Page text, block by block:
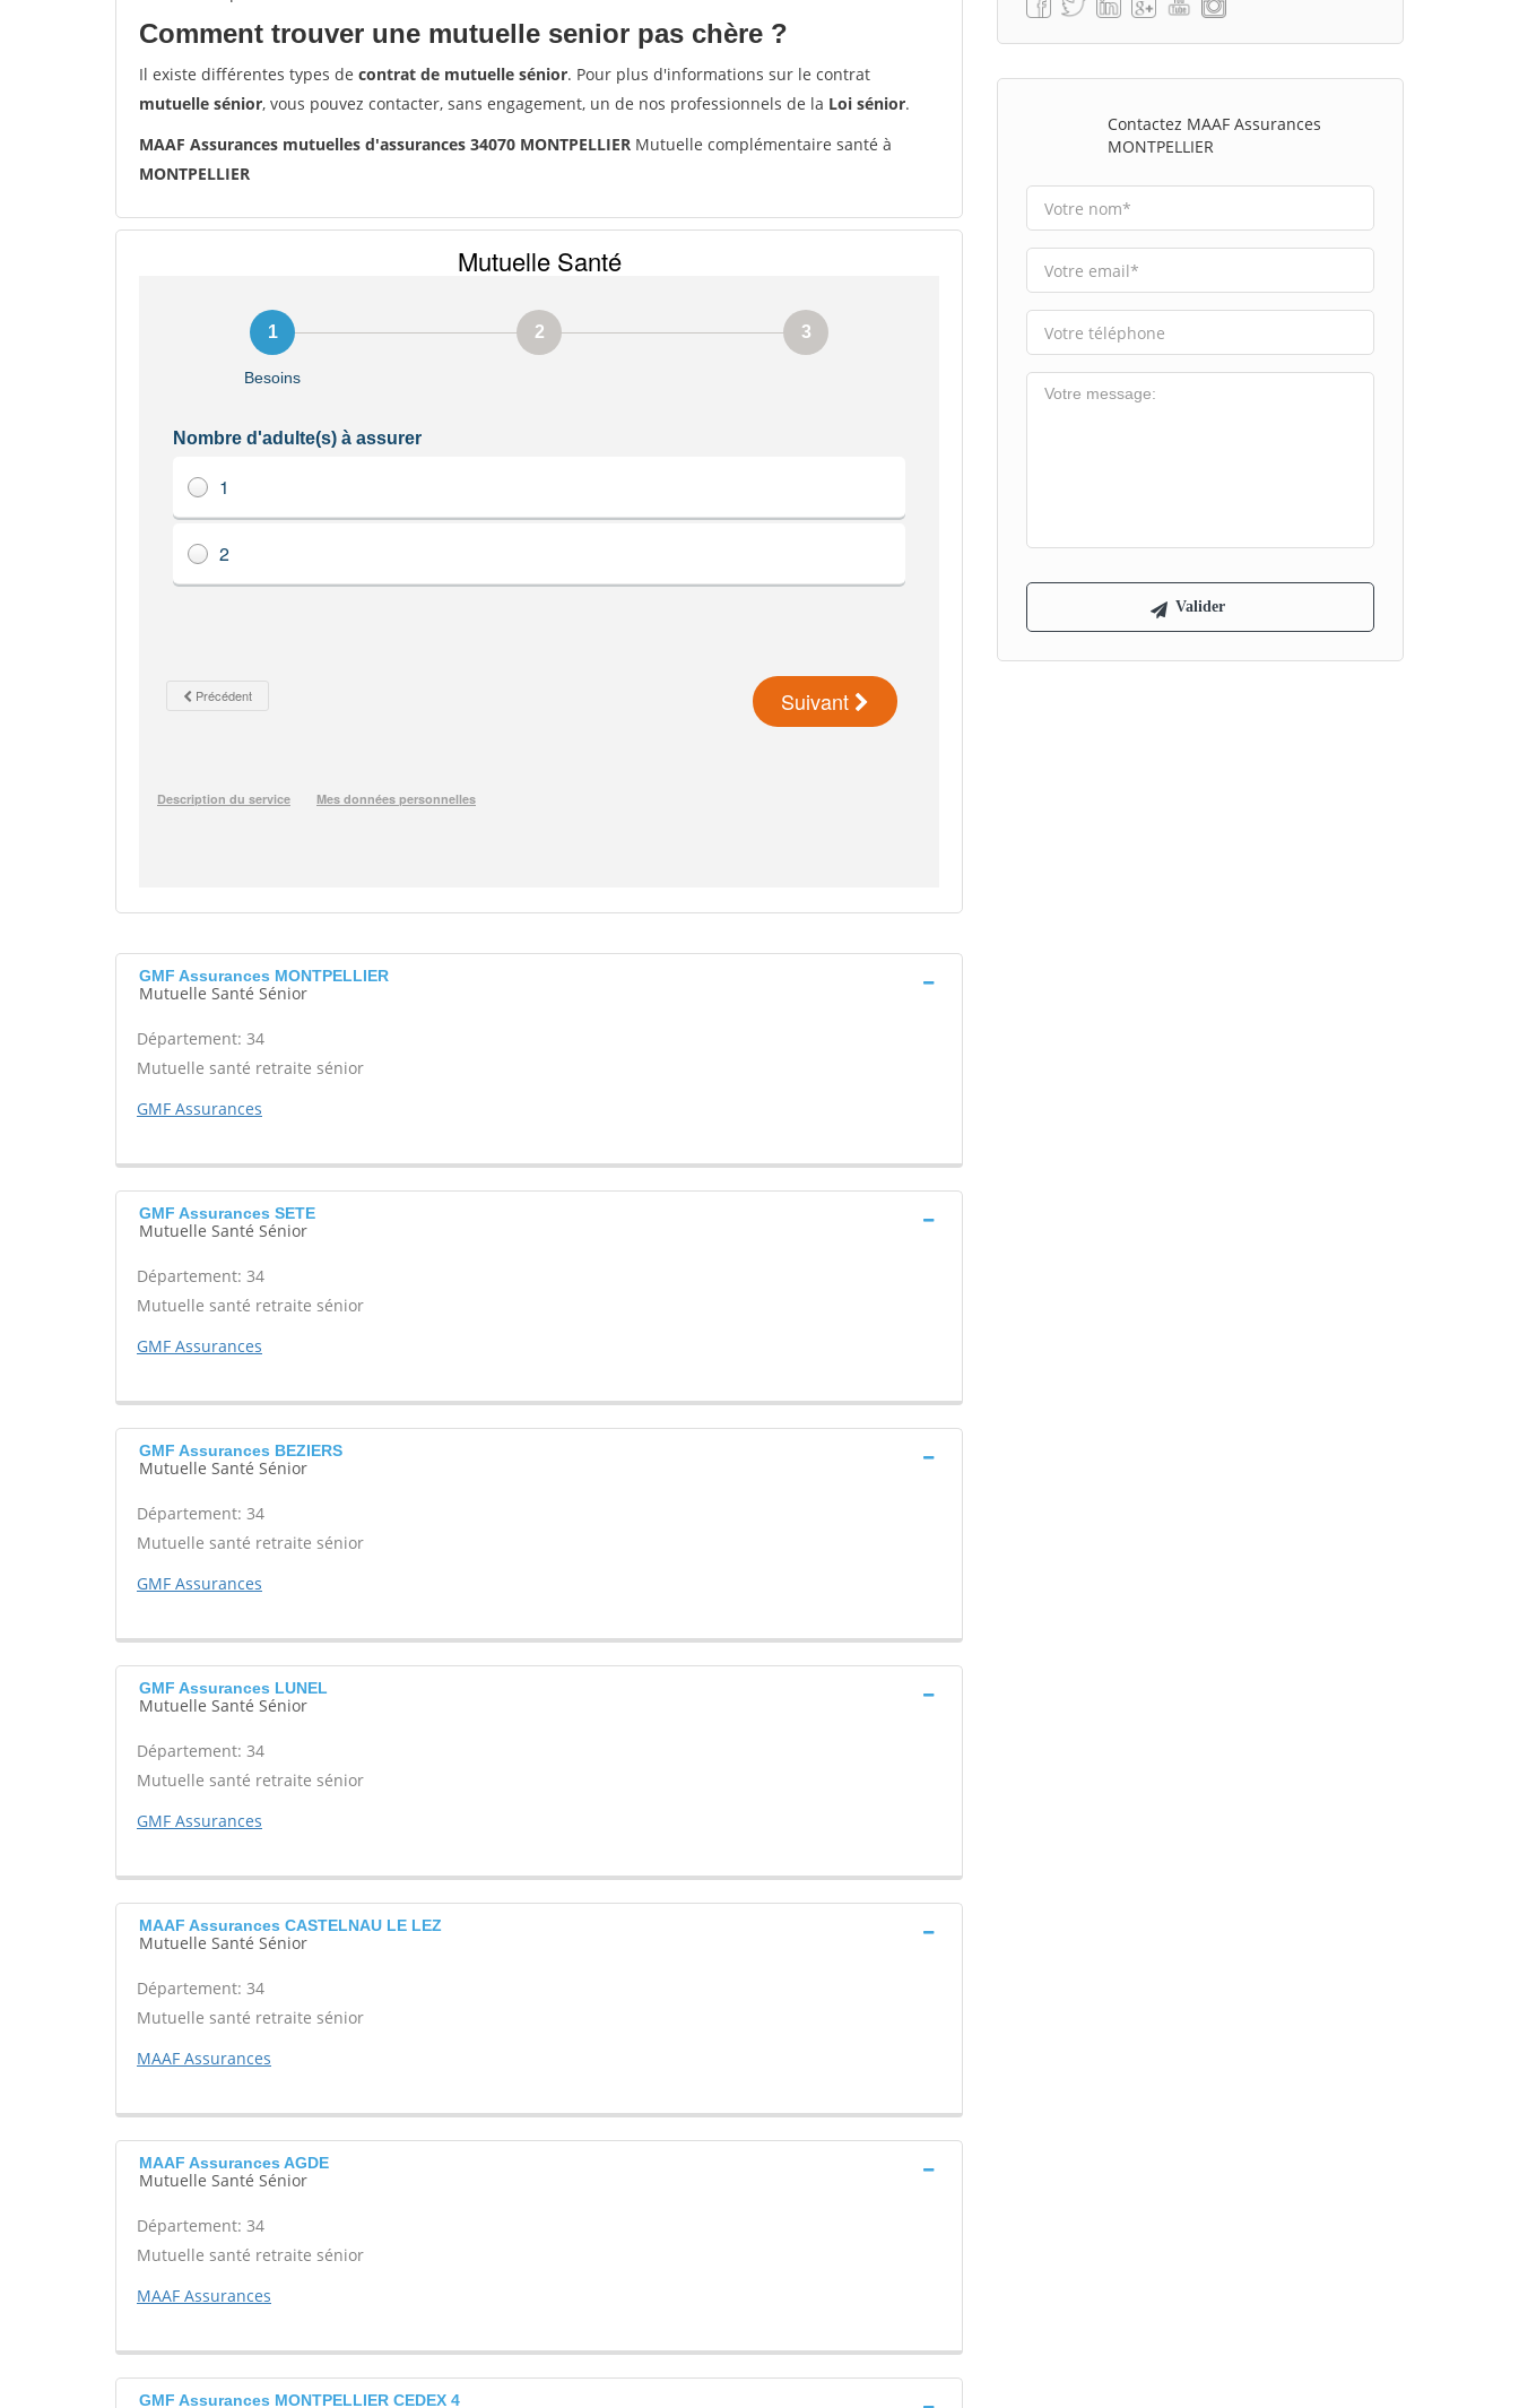
Comment trouver une mutuelle senior pas chère ?
Il existe différentes types de contrat de mutuelle sénior. Pour plus d'informations sur le contrat
mutuelle sénior, vous pouvez contacter, sans engagement, un de nos professionnels de la Loi sénior.
MAAF Assurances mutuelles d'assurances 34070 MONTPELLIER Mutuelle complémentaire santé à
MONTPELLIER
GMF Assurances MONTPELLIER
Mutuelle Santé Sénior
Département: 34
Mutuelle santé retraite sénior
GMF Assurances
GMF Assurances SETE
Mutuelle Santé Sénior
Département: 34
Mutuelle santé retraite sénior
GMF Assurances
GMF Assurances BEZIERS
Mutuelle Santé Sénior
Département: 34
Mutuelle santé retraite sénior
GMF Assurances
GMF Assurances LUNEL
Mutuelle Santé Sénior
Département: 34
Mutuelle santé retraite sénior
GMF Assurances
MAAF Assurances CASTELNAU LE LEZ
Mutuelle Santé Sénior
Département: 34
Mutuelle santé retraite sénior
MAAF Assurances
MAAF Assurances AGDE
Mutuelle Santé Sénior
Département: 34
Mutuelle santé retraite sénior
MAAF Assurances
GMF Assurances MONTPELLIER CEDEX 4
Contactez MAAF Assurances
MONTPELLIER